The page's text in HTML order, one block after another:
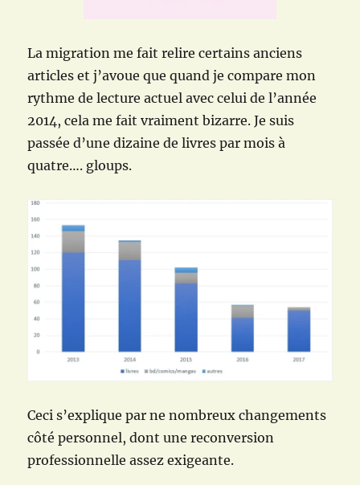
La migration me fait relire certains anciens
articles et j’avoue que quand je compare mon
rythme de lecture actuel avec celui de l’année
2014, cela me fait vraiment bizarre. Je suis
passée d’une dizaine de livres par mois à
quatre…. gloups.
Ceci s’explique par ne nombreux changements
côté personnel, dont une reconversion
professionnelle assez exigeante.